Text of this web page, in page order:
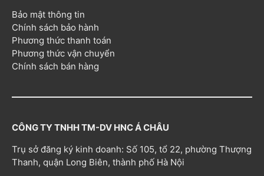
Bảo mật thông tin
Chính sách bảo hành
Phương thức thanh toán
Phương thức vận chuyển
Chính sách bán hàng
CÔNG TY TNHH TM-DV HNC Á CHÂU
Trụ sở đăng ký kinh doanh: Số 105, tổ 22, phường Thượng
Thanh, quận Long Biên, thành phố Hà Nội